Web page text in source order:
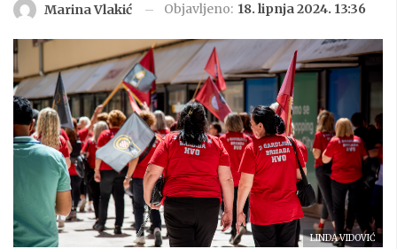
Marina Vlakić Objavljeno: 18. lipnja 2024. 13:36
LINDA VIDOVIĆ